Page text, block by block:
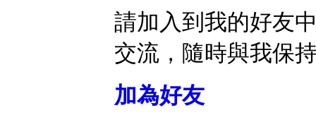
請加入到我的好友
交流，隨時與我保
加為好友